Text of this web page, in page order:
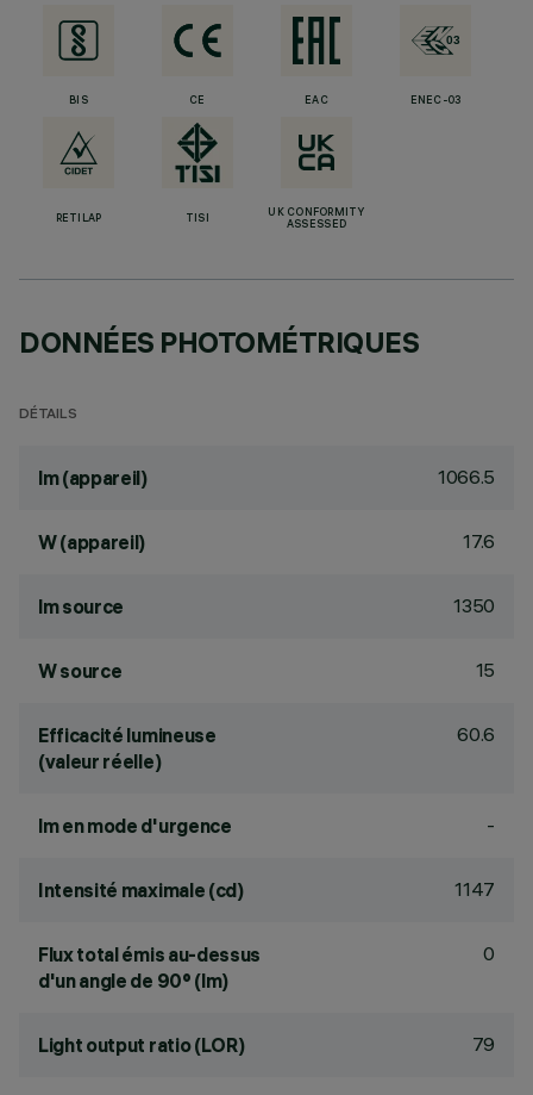
BIS CE EAC ENEC-03
RETILAP TISI
UK CONFORMITY
ASSESSED
DONNÉES PHOTOMÉTRIQUES
DÉTAILS
lm (appareil) 1066.5
W (appareil) 17.6
lm source 1350
W source 15
Efficacité lumineuse
(valeur réelle)
60.6
lm en mode d'urgence -
Intensité maximale (cd) 1147
Flux total émis au-dessus
d'un angle de 90° (lm)
0
Light output ratio (LOR) 79